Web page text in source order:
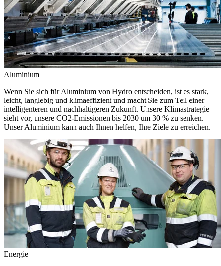
Aluminium
Wenn Sie sich für Aluminium von Hydro entscheiden, ist es stark,
leicht, langlebig und klimaeffizient und macht Sie zum Teil einer
intelligenteren und nachhaltigeren Zukunft. Unsere Klimastrategie
sieht vor, unsere CO2-Emissionen bis 2030 um 30 % zu senken.
Unser Aluminium kann auch Ihnen helfen, Ihre Ziele zu erreichen.
Energie